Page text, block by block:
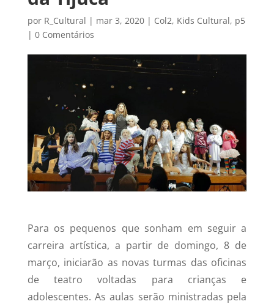
por R_Cultural | mar 3, 2020| Col2, Kids Cultural, p5
| 0 Comentários
Para os pequenos que sonham em seguir a
carreira artística, a partir de domingo, 8 de
março, iniciarão as novas turmas das oficinas
de teatro voltadas para crianças e
adolescentes. As aulas serão ministradas pela